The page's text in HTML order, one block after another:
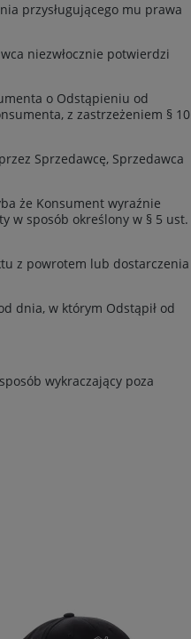
przysługującego mu prawa
niezwłocznie potwierdzi
o Odstąpieniu od
z zastrzeżeniem § 10
Sprzedawcę, Sprzedawca
że Konsument wyraźnie
w sposób określony w § 5 ust.
z powrotem lub dostarczenia
dnia, w którym Odstąpił od
wykraczający poza